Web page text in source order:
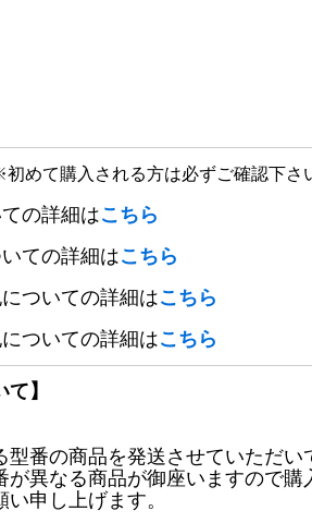
めて購入される方は必ずご確認下さ
の詳細はこちら
ての詳細はこちら
ついての詳細はこちら
ついての詳細はこちら
】
番の商品を発送させていただい
が異なる商品が御座いますので
申し上げます。